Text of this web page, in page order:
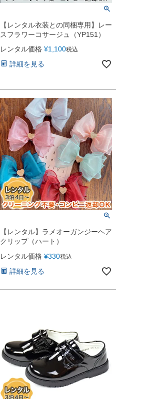
【レンタル衣装との同梱専用】レー
スフラワーコサージュ（YP151）
レンタル価格 ¥1,100税込
詳細を見る
【レンタル】ラメオーガンジーヘア
クリップ（ハート）
レンタル価格 ¥330税込
詳細を見る